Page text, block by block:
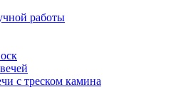
работы